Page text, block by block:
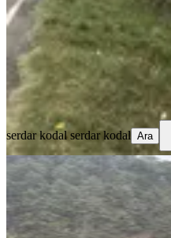
2860 m²
5.300.000 ₺
serdar kodalserdar kodal
Ara
serdar kodalserdar kodal Ara
Yüksek
Arsa.